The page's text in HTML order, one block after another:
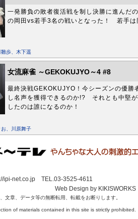
一発勝負の敗者復活戦を制し決勝に進ん
の岡田vs若手3名の戦いとなった！ 若手
歩、木下遥
女流麻雀 ～GEKOKUJYO～4 #8
最終決戦GEKOKUJYO！今シーズンの優
し名声を獲得できるのか!? それとも中堅
したのは誰になるのか！
、川原舞子
ipi-net.co.jp TEL.03-3525-4611
Web Design by KIKISWORKS
文章、データ等の無断転用、転載をお断りします。
of materials contained in this site is strictly prohibited.